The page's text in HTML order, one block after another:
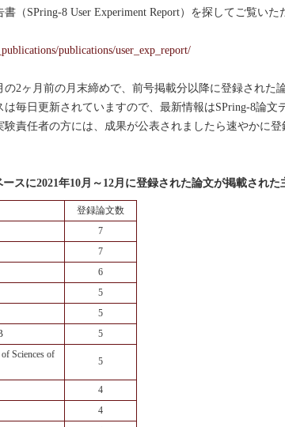
（SPring-8 User Experiment Report）を探してご覧いた
publications/user_exp_report/
2ヶ月前の月末締めで、前号掲載分以降に登録された
毎日更新されていますので、最新情報はSPring-8論文
責任者の方には、成果が公表されましたら速やかに
スに2021年10月～12月に登録された論文が掲載され
登録論文数
7
7
6
5
5
5
Sciences of
5
4
4